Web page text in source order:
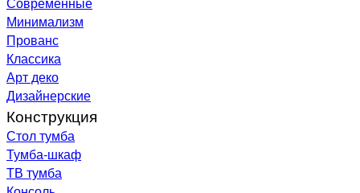
Минимализм
Прованс
Классика
Арт деко
Дизайнерские
Конструкция
Стол тумба
Тумба-шкаф
ТВ тумба